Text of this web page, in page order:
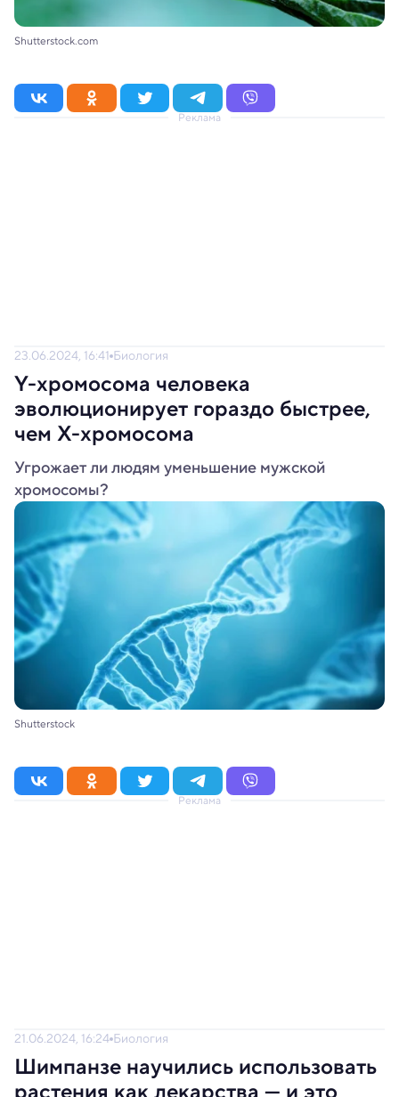
Shutterstock.com
Реклама
23.06.2024, 16:41 Биология
Y-хромосома человека
эволюционирует гораздо быстрее,
чем X-хромосома
Угрожает ли людям уменьшение мужской
хромосомы?
Shutterstock
Реклама
21.06.2024, 16:24 Биология
Шимпанзе научились использовать